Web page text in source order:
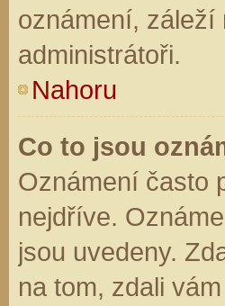
oznámení, záleží
administrátoři.
Nahoru
Co to jsou
Oznámení často
nejdříve.
jsou uvedeny.
na tom, zdali